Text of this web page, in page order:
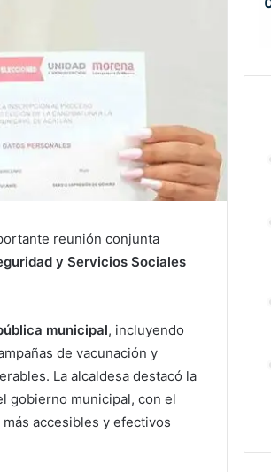
reunión conjunta
y Servicios Sociales
municipal, incluyendo
de vacunación y
La alcaldesa destacó la
gobierno municipal, con el
accesibles y efectivos